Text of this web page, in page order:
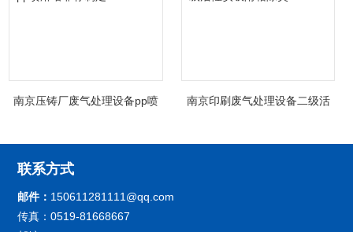
南京压铸厂废气处理设备pp喷
南京印刷废气处理设备二级活
联系方式
邮件： 150611281111@qq.com
传真：0519-81668667